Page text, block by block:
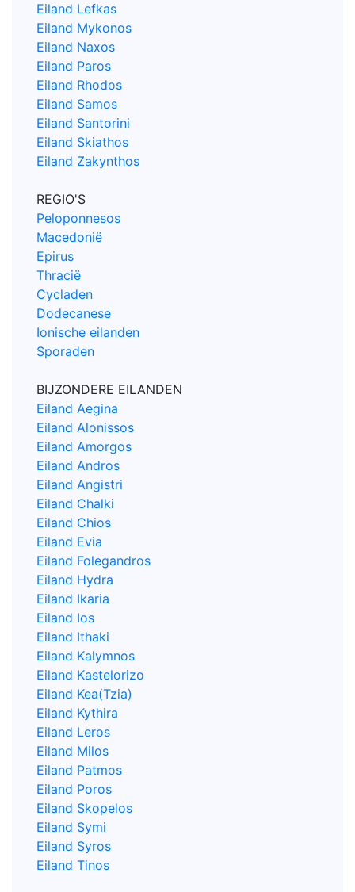
Eiland Lefkas
Eiland Mykonos
Eiland Naxos
Eiland Paros
Eiland Rhodos
Eiland Samos
Eiland Santorini
Eiland Skiathos
Eiland Zakynthos
REGIO'S
Peloponnesos
Macedonië
Epirus
Thracië
Cycladen
Dodecanese
Ionische eilanden
Sporaden
BIJZONDERE EILANDEN
Eiland Aegina
Eiland Alonissos
Eiland Amorgos
Eiland Andros
Eiland Angistri
Eiland Chalki
Eiland Chios
Eiland Evia
Eiland Folegandros
Eiland Hydra
Eiland Ikaria
Eiland Ios
Eiland Ithaki
Eiland Kalymnos
Eiland Kastelorizo
Eiland Kea(Tzia)
Eiland Kythira
Eiland Leros
Eiland Milos
Eiland Patmos
Eiland Poros
Eiland Skopelos
Eiland Symi
Eiland Syros
Eiland Tinos